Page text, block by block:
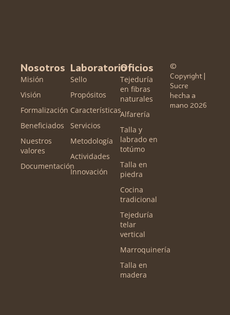
Nosotros
Misión
Visión
Formalización
Beneficiados
Nuestros
valores
Documentación
Laboratorio
Sello
Propósitos
Características
Servicios
Metodología
Actividades
Innovación
Oficios
Tejeduría
en fibras
naturales
Alfarería
Talla y
labrado en
totúmo
Talla en
piedra
Cocina
tradicional
Tejeduría
telar
vertical
Marroquinería
Talla en
madera
©
Copyright |
Sucre
hecha a
mano 2026